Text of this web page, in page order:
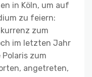
in Köln, um auf
zu feiern:
zum
im letzten Jahr
zum
angetreten,